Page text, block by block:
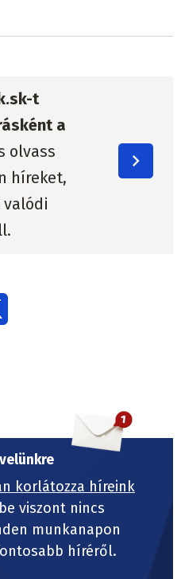
t
a
olvass
híreket,
korlátozza híreink
viszont nincs
munkanapon
híréről.